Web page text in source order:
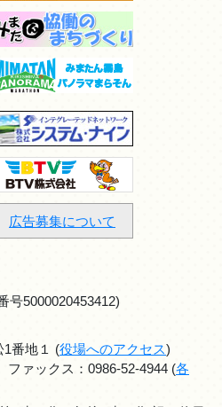
広告募集について
号5000020453412)
1番地１ (役場へのアクセス)
ファックス：0986-52-4944 (各